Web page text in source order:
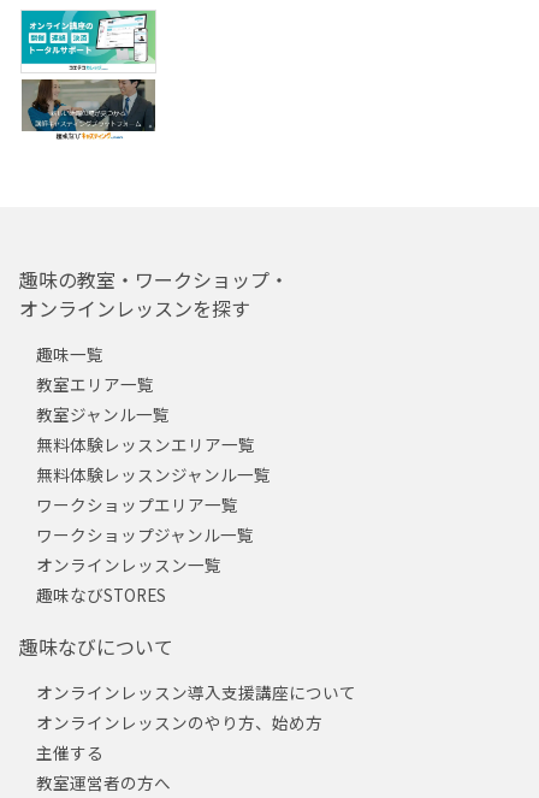
趣味の教室・ワークショップ・
オンラインレッスンを探す
趣味一覧
教室エリア一覧
教室ジャンル一覧
無料体験レッスンエリア一覧
無料体験レッスンジャンル一覧
ワークショップエリア一覧
ワークショップジャンル一覧
オンラインレッスン一覧
趣味なびSTORES
趣味なびについて
オンラインレッスン導入支援講座について
オンラインレッスンのやり方、始め方
主催する
教室運営者の方へ